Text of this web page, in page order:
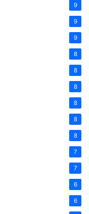
9
9
9
8
8
8
8
8
8
7
7
6
6